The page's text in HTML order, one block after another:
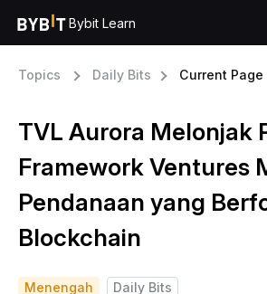
Bybit Learn
Topics Daily Bits Current Page
TVL Aurora Melonjak
Framework Ventures
Pendanaan yang
Blockchain
Menengah
Daily Bits